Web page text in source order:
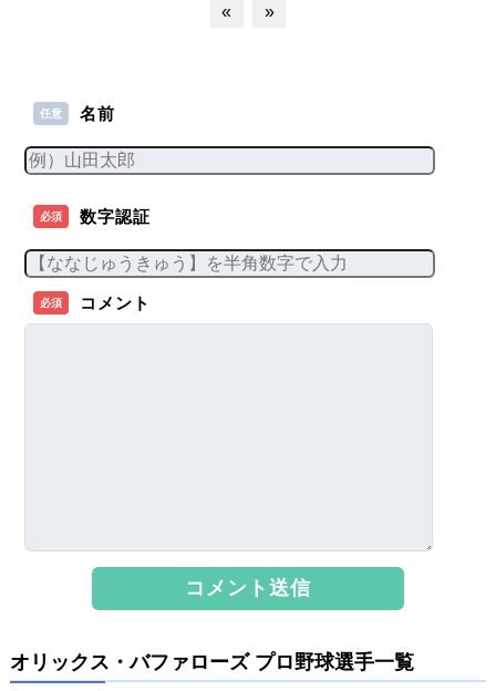
« »
任意 名前
必須 数字認証
必須 コメント
オリックス・バファローズ プロ野球選手一覧